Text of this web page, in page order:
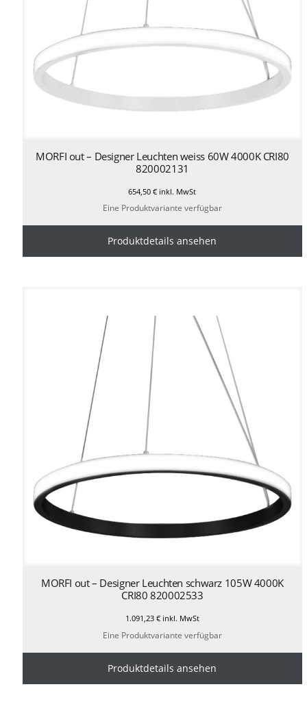
MORFI out – Designer Leuchten weiss 60W 4000K CRI80
820002131
654,50€ inkl. MwSt
Eine Produktvariante verfügbar
Produktdetails ansehen
MORFI out – Designer Leuchten schwarz 105W 4000K
CRI80 820002533
1.091,23 €inkl. MwSt
Eine Produktvariante verfügbar
Produktdetails ansehen